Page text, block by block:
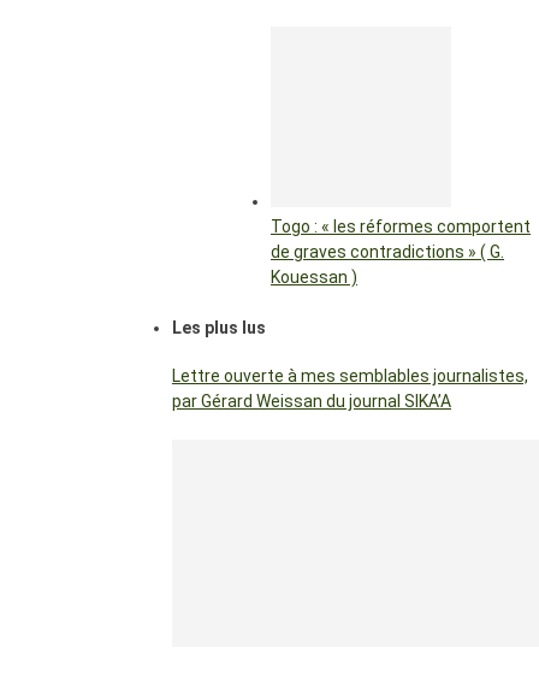
Togo : « les réformes comportent
de graves contradictions » ( G.
Kouessan )
Les plus lus
Lettre ouverte à mes semblables journalistes,
par Gérard Weissan du journal SIKA’A